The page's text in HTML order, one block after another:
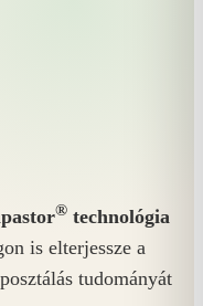
® technológia
is elterjessze a
tudományát